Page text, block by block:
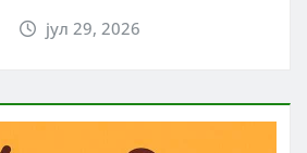
јул 29, 2026